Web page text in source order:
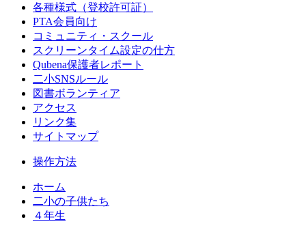
各種様式（登校許可証）
PTA会員向け
コミュニティ・スクール
スクリーンタイム設定の仕方
Qubena保護者レポート
二小SNSルール
図書ボランティア
アクセス
リンク集
サイトマップ
操作方法
ホーム
二小の子供たち
４年生